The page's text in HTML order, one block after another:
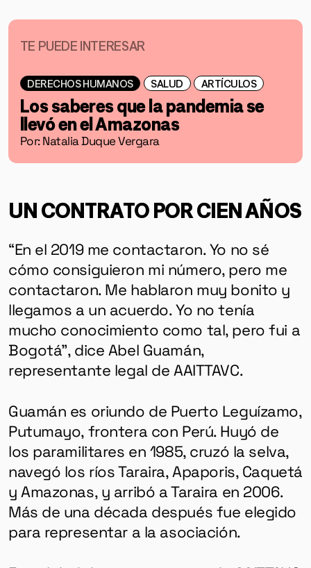
TE PUEDE INTERESAR
DERECHOS HUMANOS SALUD ARTÍCULOS
Los saberes que la pandemia se
llevó en el Amazonas
Por: Natalia Duque Vergara
UN CONTRATO POR CIEN AÑOS
“En el 2019 me contactaron. Yo no sé
cómo consiguieron mi número, pero me
contactaron. Me hablaron muy bonito y
llegamos a un acuerdo. Yo no tenía
mucho conocimiento como tal, pero fui a
Bogotá”, dice Abel Guamán,
representante legal de AAITTAVC.
Guamán es oriundo de Puerto Leguízamo,
Putumayo, frontera con Perú. Huyó de
los paramilitares en 1985, cruzó la selva,
navegó los ríos Taraira, Apaporis, Caquetá
y Amazonas, y arribó a Taraira en 2006.
Más de una década después fue elegido
para representar a la asociación.